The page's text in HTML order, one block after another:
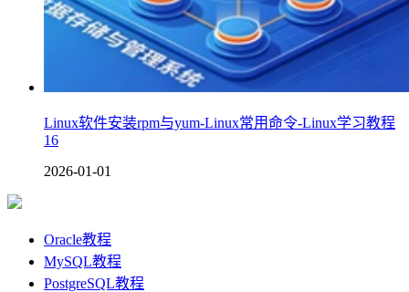
Linux软件安装rpm与yum-Linux常用命令-Linux学习教程
16
2026-01-01
Oracle教程
MySQL教程
PostgreSQL教程